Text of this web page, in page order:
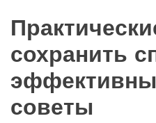
сохранить
советы